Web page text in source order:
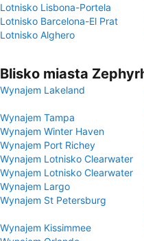
Lotnisko Lisbona-Portela
Lotnisko Barcelona-El Prat
Lotnisko Alghero
Blisko miasta
Wynajem Lakeland
Wynajem Tampa
Wynajem Winter Haven
Wynajem Port Richey
Wynajem Lotnisko Clearwater
Wynajem Lotnisko Clearwater
Wynajem Largo
Wynajem St Petersburg
Wynajem Kissimmee